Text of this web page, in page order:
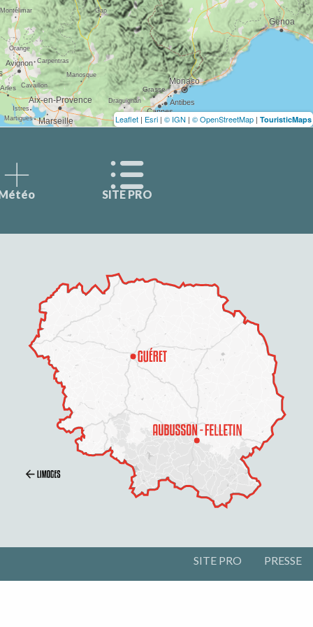
Leaflet | Esri | © IGN | © OpenStreetMap | TouristicMaps
SITE PRO
SITE PRO PRESSE